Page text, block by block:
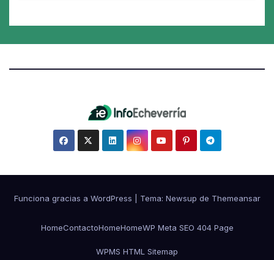
Funciona gracias a WordPress Tema: Newsup de Themeansar
HomeContactoHomeHomeWP Meta SEO 404 Page
WPMS HTML Sitemap